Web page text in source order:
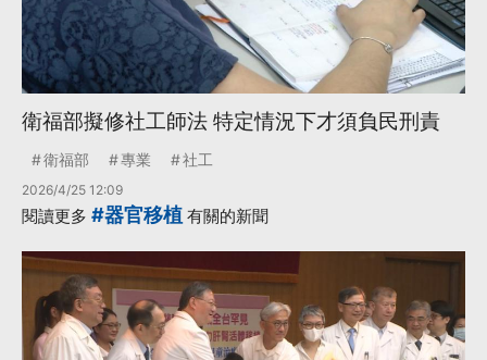
衛福部擬修社工師法 特定情況下才須負民刑責
衛福部 專業 社工
2026/4/25 12:09
閱讀更多 #器官移植 有關的新聞